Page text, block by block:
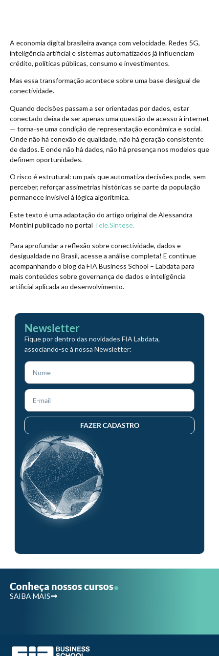
A economia digital brasileira avança com velocidade. Redes 5G,
inteligência artificial e sistemas automatizados já influenciam
crédito, políticas públicas, consumo e investimentos.
Mas essa transformação acontece sobre uma base desigual de
conectividade.
Quando decisões passam a ser orientadas por dados, estar
conectado deixa de ser apenas uma questão de acesso à internet
— torna-se uma condição de representação econômica e social.
Onde não há conexão de qualidade, não há geração consistente
de dados. E onde não há dados, não há presença nos modelos que
definem oportunidades.
O risco é estrutural: um país que automatiza decisões pode, sem
perceber, reforçar assimetrias históricas se parte da população
permanece invisível à lógica algorítmica.
Este texto é uma adaptação do artigo original de Alessandra
Montini publicado no portal Tele.Síntese.
Para aprofundar a reflexão sobre conectividade, dados e
desigualdade no Brasil, acesse a análise completa! E continue
acompanhando o blog da FIA Business School – Labdata para
mais conteúdos sobre governança de dados e inteligência
artificial aplicada ao desenvolvimento.
Newsletter
Fique por dentro das novidades FIA Labdata,
associando-se à nossa Newsletter:
FAZER CADASTRO
Conheça nossos cursos.
SAIBA MAIS